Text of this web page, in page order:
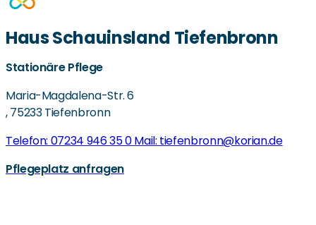
Haus Schauinsland Tiefenbronn
Stationäre Pflege
Maria-Magdalena-Str. 6
,75233 Tiefenbronn
Telefon: 07234 946 35 0Mail: tiefenbronn@korian.de
Pflegeplatz anfragen